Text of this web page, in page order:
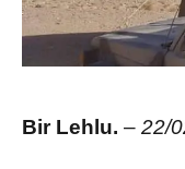
Bir Lehlu. – 22/